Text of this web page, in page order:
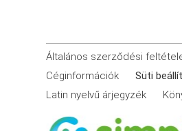
Általános szerződési
Céginformációk
Süti
Latin nyelvű árjegyzék